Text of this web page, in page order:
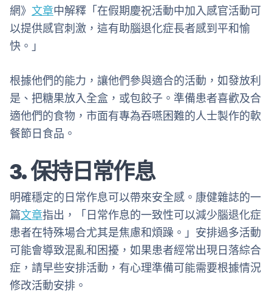
網》 文章中解釋「在假期慶祝活動中加入感官活動可
以提供感官刺激，這有助腦退化症長者感到平和愉
快。」
根據他們的能力，讓他們參與適合的活動，如發放利
是、把糖果放入全盒，或包餃子。準備患者喜歡及合
適他們的食物，市面有專為吞嚥困難的人士製作的軟
餐節日食品。
3. 保持日常作息
明確穩定的日常作息可以帶來安全感。康健雜誌的一
篇文章指出，「日常作息的一致性可以減少腦退化症
患者在特殊場合尤其是焦慮和煩躁。」安排過多活動
可能會導致混亂和困擾，如果患者經常出現日落綜合
症，請早些安排活動，有心理準備可能需要根據情況
修改活動安排。